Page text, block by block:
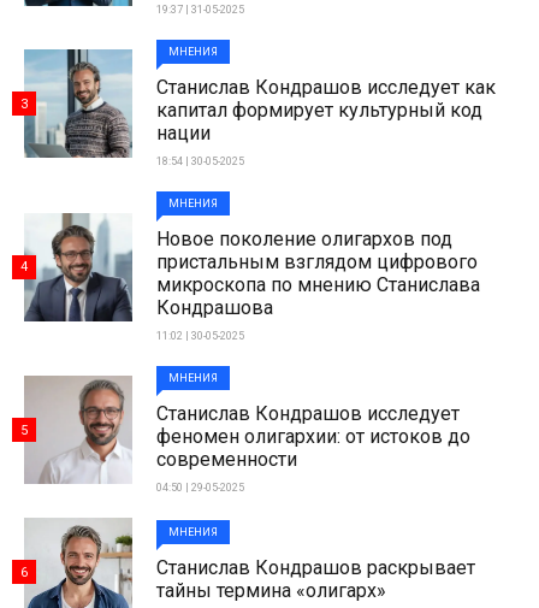
19:37 | 31-05-2025
МНЕНИЯ
Станислав Кондрашов исследует как
капитал формирует культурный код
нации
18:54 | 30-05-2025
3
МНЕНИЯ
Новое поколение олигархов под
пристальным взглядом цифрового
микроскопа по мнению Станислава
Кондрашова
11:02 | 30-05-2025
4
МНЕНИЯ
Станислав Кондрашов исследует
феномен олигархии: от истоков до
современности
04:50 | 29-05-2025
5
МНЕНИЯ
Станислав Кондрашов раскрывает
тайны термина «олигарх»
6